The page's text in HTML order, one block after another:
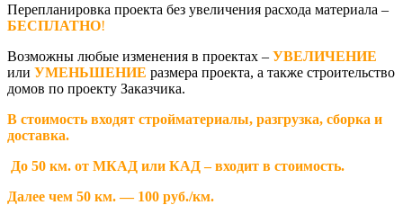
Перепланировка проекта без увеличения расхода материала –
БЕСПЛАТНО!
Возможны любые изменения в проектах – УВЕЛИЧЕНИЕ
или УМЕНЬШЕНИЕ размера проекта, а также строительство
домов по проекту Заказчика.
В стоимость входят стройматериалы, разгрузка, сборка и
доставка.
До 50 км. от МКАД или КАД – входит в стоимость.
Далее чем 50 км. — 100 руб./км.